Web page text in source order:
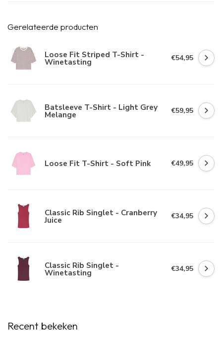
Gerelateerde producten
Loose Fit Striped T-Shirt -
Winetasting €54,95
Batsleeve T-Shirt - Light Grey
Melange €59,95
Loose Fit T-Shirt - Soft Pink €49,95
Classic Rib Singlet - Cranberry
Juice €34,95
Classic Rib Singlet -
Winetasting €34,95
Recent bekeken